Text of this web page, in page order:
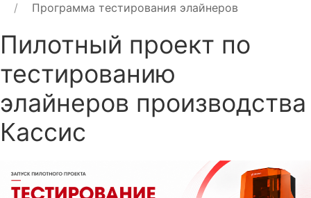
Программа тестирования элайнеров
Пилотный проект по
тестированию
элайнеров производства
Кассис